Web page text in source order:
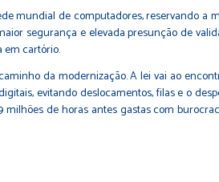
mundial de computadores, reservando
segurança e elevada presunção de
em cartório.
da modernização. A lei vai ao
evitando deslocamentos, filas e o
milhões de horas antes gastas com